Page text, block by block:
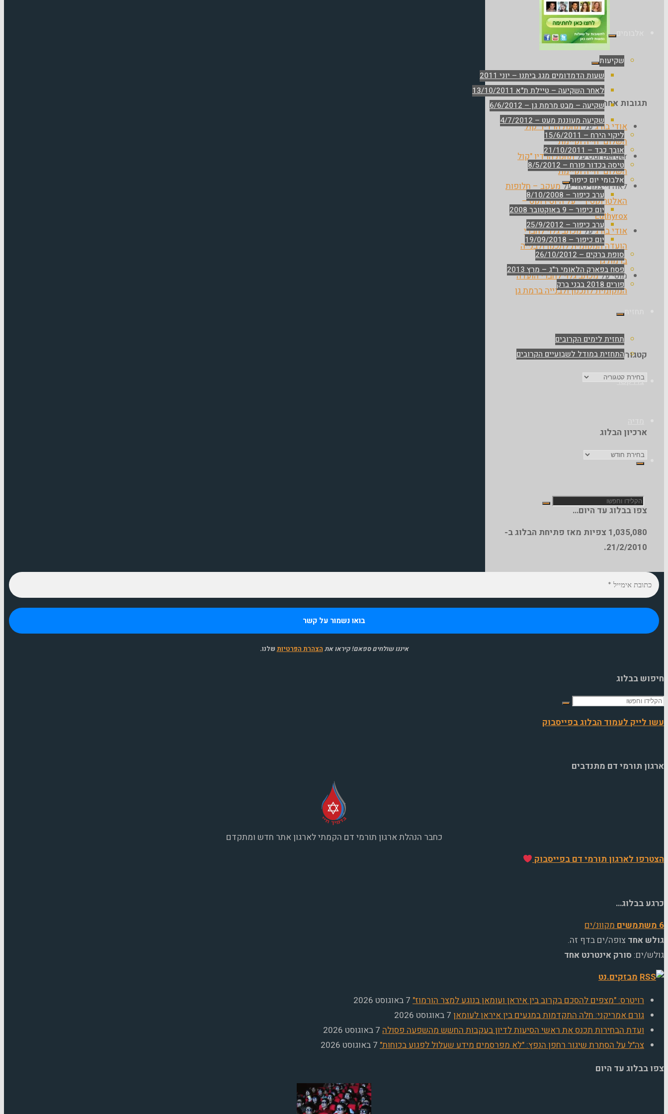
שקיעות
שעות הדמדומים מגג ביתנו – יוני 2011
לאחר השקיעה – טיילת ת"א 13/10/2011
שקיעה – מבט מרמת גן – 6/6/2012
שקיעה מעוננת מעט – 4/7/2012
ליקוי הירח – 15/6/2011
אובך כבד – 21/10/2011
טיסה בכדור פורח – 8/5/2012
אלבומי יום כיפור
ערב כיפור – 8/10/2008
יום כיפור – 9 באוקטובר 2008
ערב כיפור – 25/9/2012
יום כיפור – 19/09/2018
סופת ברקים – 26/10/2012
פסח בפארק הלאומי ר"ג – מרץ 2013
פורים 2018 בבני ברק
תחזית לימים הקרובים
התחזית במודל לשבועיים הקרובים
צרו קשר
חפש
את:
תגובות אחרונות
אודי בורגעלתחנת הרדיו "קול
השלום" חייה וקיימת
Udi Bergerעלתחנת הרדיו "קול
השלום" חייה וקיימת
לאה וייצמן-נאויעלמעקב – חלופות
האלטרוקסין – על היוטירוקס –
Euthyrox
אודי בורגעלמכתב גלוי לחברי
הועדה המקומית לתכנון ולבנייה
ברמת גן
מוטיעלמכתב גלוי לחברי הועדה
המקומית לתכנון ולבנייה ברמת גן
קטגוריות
קטגוריות
ארכיון הבלוג
ארכיון
הבלוג
צפו בבלוג עד היום…
1,035,080 צפיות מאז פתיחת הבלוג ב-
21/2/2010.
איננו שולחים ספאם! קיראו את הצהרת הפרטיות שלנו.
חיפוש בבלוג
חפש
עשו לייק לעמוד הבלוג בפייסבוק
ארגון תורמי דם מתנדבים
כחבר הנהלת ארגון תורמי דם הקמתי לארגון אתר חדש ומתקדם
הצטרפו לארגון תורמי דם בפייסבוק
כרגע בבלוג…
6 משתמשים
מקוונ/ים
גולש אחד צופה/ים בדף זה.
גולש/ים: סורק אינטרנט אחד
מבזקים.נט
רויטרס: "מצפים להסכם בקרוב בין איראן ועומאן בנוגע למצר הורמוז" 7 באוגוסט 2026
גורם אמריקני: חלה התקדמות במגעים בין איראן לעומאן 7 באוגוסט 2026
ועדת הבחירות תכנס את ראשי הסיעות לדיון בעקבות החשש מהשפעה פסולה 7 באוגוסט 2026
צה"ל על הסתרת שיגור רחפן הנפץ: "לא מפרסמים מידע שעלול לפגוע בכוחות" 7 באוגוסט 2026
צפו בבלוג עד היום